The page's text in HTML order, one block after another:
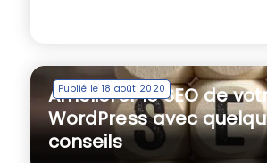
Publié le 18 août 2020
Améliorer le SEO de
WordPress avec
conseils